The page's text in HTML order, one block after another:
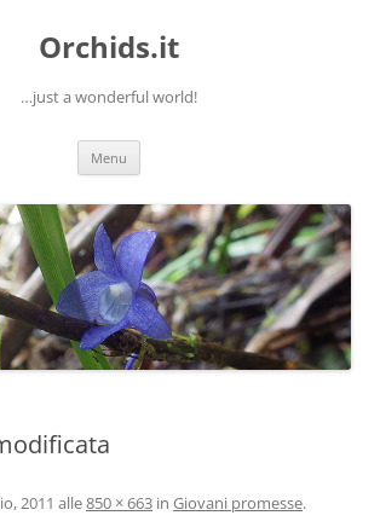
Orchids.it
…just a wonderful world!
Menu
2011 alle850 × 663 in Giovani promesse.